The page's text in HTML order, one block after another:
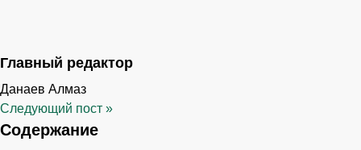
Главный редактор
Данаев Алмаз
Следующий пост »
Содержание